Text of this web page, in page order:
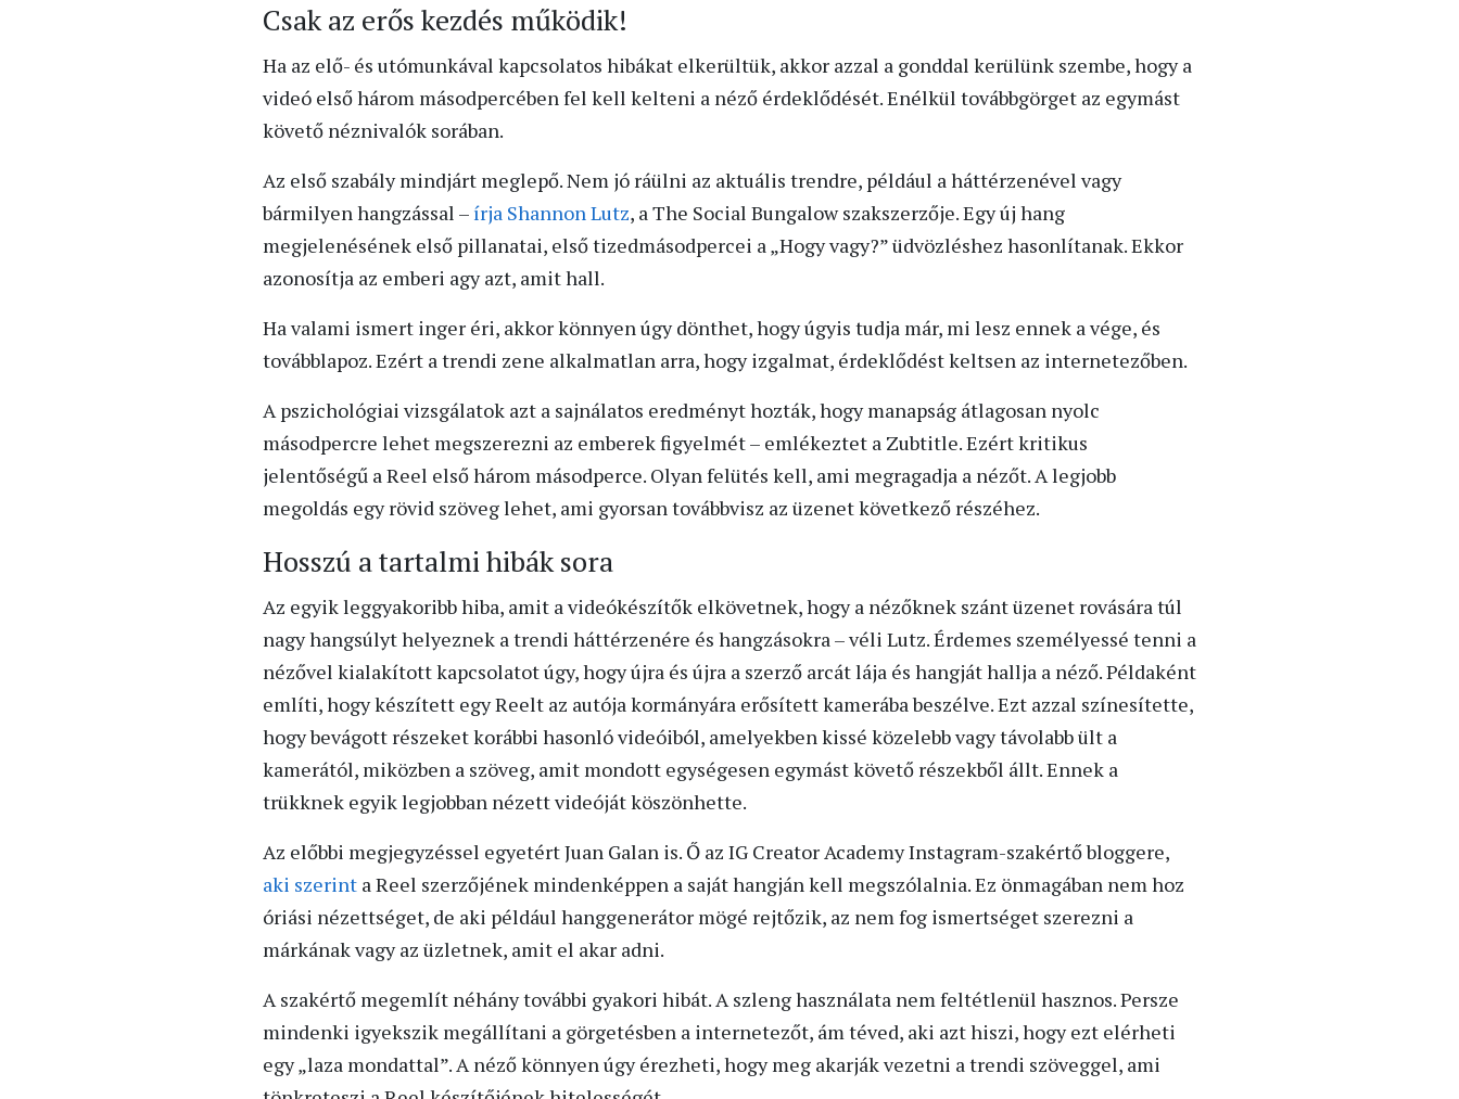
Csak az erős kezdés működik!
Ha az elő- és utómunkával kapcsolatos hibákat elkerültük, akkor azzal a gonddal kerülünk szembe, hogy a
videó első három másodpercében fel kell kelteni a néző érdeklődését. Enélkül továbbgörget az egymást
követő néznivalók sorában.
Az első szabály mindjárt meglepő. Nem jó ráülni az aktuális trendre, például a háttérzenével vagy
bármilyen hangzással – írja Shannon Lutz, a The Social Bungalow szakszerzője. Egy új hang
megjelenésének első pillanatai, első tizedmásodpercei a „Hogy vagy?” üdvözléshez hasonlítanak. Ekkor
azonosítja az emberi agy azt, amit hall.
Ha valami ismert inger éri, akkor könnyen úgy dönthet, hogy úgyis tudja már, mi lesz ennek a vége, és
továbblapoz. Ezért a trendi zene alkalmatlan arra, hogy izgalmat, érdeklődést keltsen az internetezőben.
A pszichológiai vizsgálatok azt a sajnálatos eredményt hozták, hogy manapság átlagosan nyolc
másodpercre lehet megszerezni az emberek figyelmét – emlékeztet a Zubtitle. Ezért kritikus
jelentőségű a Reel első három másodperce. Olyan felütés kell, ami megragadja a nézőt. A legjobb
megoldás egy rövid szöveg lehet, ami gyorsan továbbvisz az üzenet következő részéhez.
Hosszú a tartalmi hibák sora
Az egyik leggyakoribb hiba, amit a videókészítők elkövetnek, hogy a nézőknek szánt üzenet rovására túl
nagy hangsúlyt helyeznek a trendi háttérzenére és hangzásokra – véli Lutz. Érdemes személyessé tenni a
nézővel kialakított kapcsolatot úgy, hogy újra és újra a szerző arcát lája és hangját hallja a néző. Példaként
említi, hogy készített egy Reelt az autója kormányára erősített kamerába beszélve. Ezt azzal színesítette,
hogy bevágott részeket korábbi hasonló videóiból, amelyekben kissé közelebb vagy távolabb ült a
kamerától, miközben a szöveg, amit mondott egységesen egymást követő részekből állt. Ennek a
trükknek egyik legjobban nézett videóját köszönhette.
Az előbbi megjegyzéssel egyetért Juan Galan is. Ő az IG Creator Academy Instagram-szakértő bloggere,
aki szerint a Reel szerzőjének mindenképpen a saját hangján kell megszólalnia. Ez önmagában nem hoz
óriási nézettséget, de aki például hanggenerátor mögé rejtőzik, az nem fog ismertséget szerezni a
márkának vagy az üzletnek, amit el akar adni.
A szakértő megemlít néhány további gyakori hibát. A szleng használata nem feltétlenül hasznos. Persze
mindenki igyekszik megállítani a görgetésben a internetezőt, ám téved, aki azt hiszi, hogy ezt elérheti
egy „laza mondattal”. A néző könnyen úgy érezheti, hogy meg akarják vezetni a trendi szöveggel, ami